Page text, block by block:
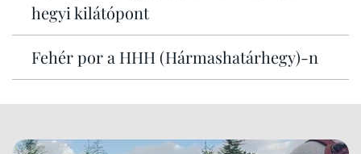
hegyi kilátópont
Fehér por a HHH (Hármashatárhegy)-n